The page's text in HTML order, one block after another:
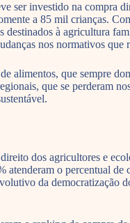
ser investido na compra
a 85 mil crianças.
à agricultura
nos normativos que
alimentos, que sempre
que se perderam
dos agricultores e
atenderam o percentual
da democratização